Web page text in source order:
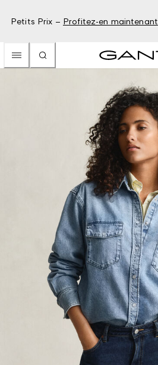
Petits Prix – Profitez-en maintenant